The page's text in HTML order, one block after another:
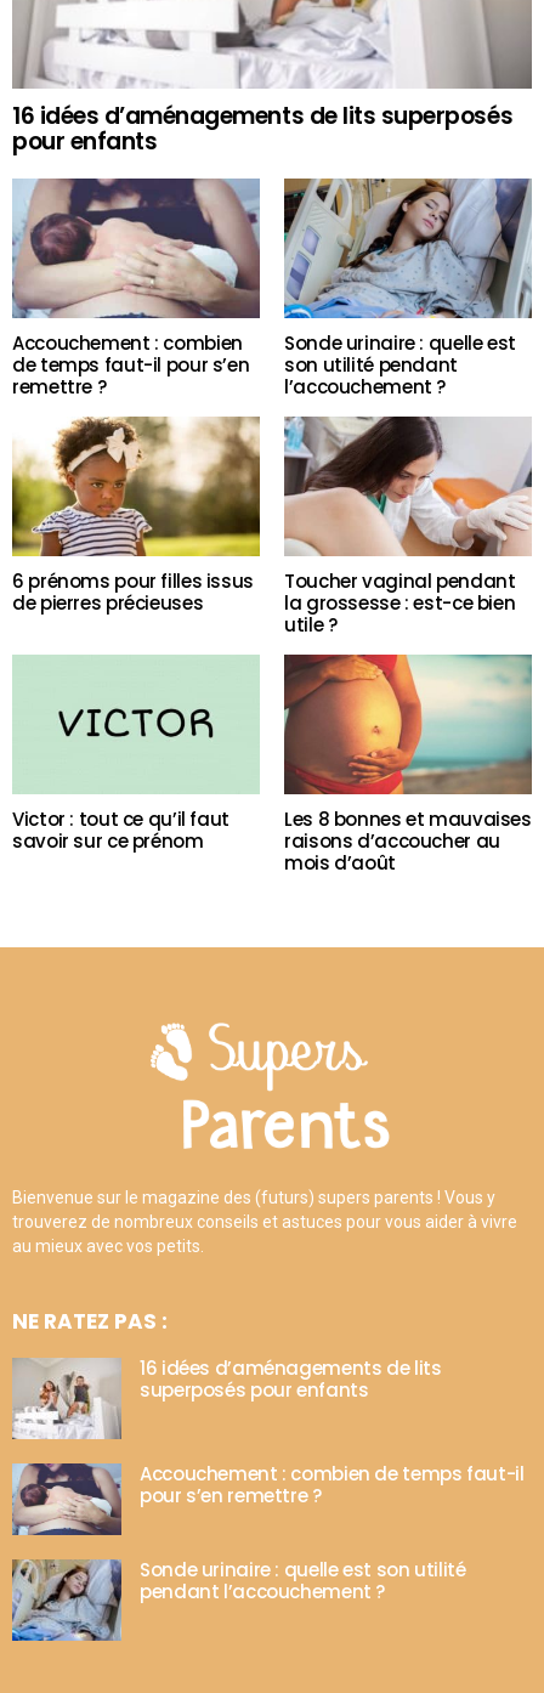
16 idées d’aménagements de lits superposés
pour enfants
Accouchement : combien
de temps faut-il pour s’en
remettre ?
Sonde urinaire : quelle est
son utilité pendant
l’accouchement ?
6 prénoms pour filles issus
de pierres précieuses
Toucher vaginal pendant
la grossesse : est-ce bien
utile ?
Victor : tout ce qu’il faut
savoir sur ce prénom
Les 8 bonnes et mauvaises
raisons d’accoucher au
mois d’août
Bienvenue sur le magazine des (futurs) supers parents ! Vous y
trouverez de nombreux conseils et astuces pour vous aider à vivre
au mieux avec vos petits.
NE RATEZ PAS :
16 idées d’aménagements de lits
superposés pour enfants
Accouchement : combien de temps faut-il
pour s’en remettre ?
Sonde urinaire : quelle est son utilité
pendant l’accouchement ?